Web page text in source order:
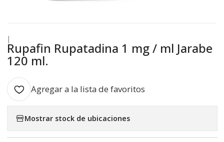
|
Rupafin Rupatadina 1 mg / ml Jarabe
120 ml.
Agregar a la lista de favoritos
Mostrar stock de ubicaciones